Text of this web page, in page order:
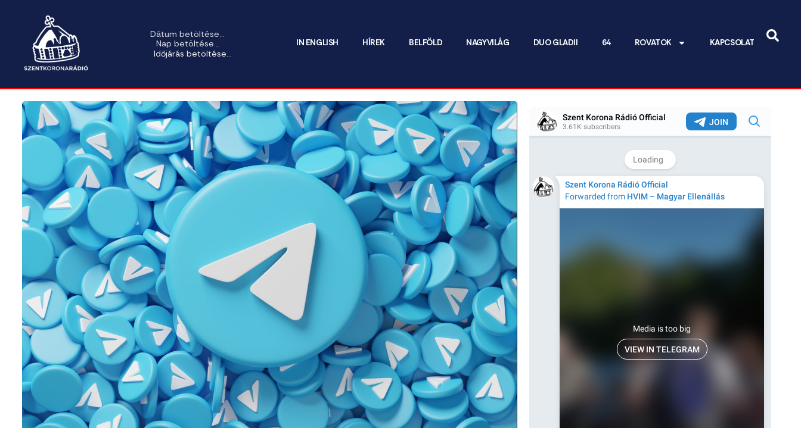
Dátum betöltése...
Nap betöltése...
Időjárás betöltése...
IN ENGLISH HÍREK BELFÖLD NAGYVILÁG DUO GLADII 64 ROVATOK KAPCSOLAT